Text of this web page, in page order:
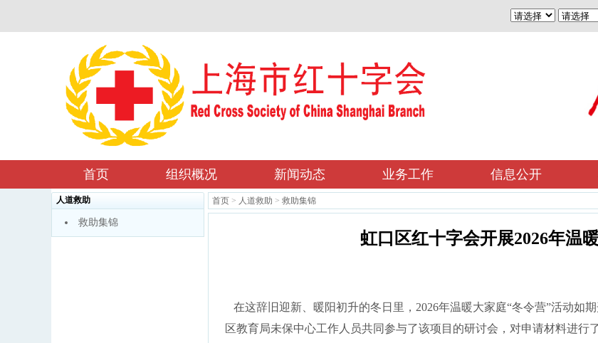
首页 组织概况 新闻动态 业务工作 信息公开
人道救助
救助集锦
首页 > 人道救助 > 救助集锦
虹口区红十字会开展2026年温
在这辞旧迎新、暖阳初升的冬日里，2026年温暖大家庭“冬令营”活动如
区教育局未保中心工作人员共同参与了该项目的研讨会，对申请材料进